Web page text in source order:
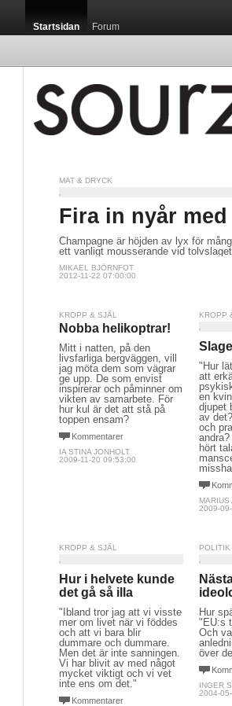
Startsidan Forum
MAT & DRYCK
Fira in nyår
Champagne är höjden av lyx för
ett vanligt mousserande vid
MIKAEL BJÖRNFOT
2012-11-22 07:00:00
KROPP & SJÄL
Nobba helikoptrar!
Mitt i natten, på den
livsfarliga bergväggen, vill
jag möta dem som vägrar
ge upp. De som envist
inspirerar och påminner om
vikten av samarbete. För
hur kul är det att stå på
toppen ensam?
Kommentarer
IA STINA JONHOLT
2009-11-20 09:53:00
KROPP
"Hur
att
en
djupet
av
och
hört
MARIUS
2009-
KROPP & SJÄL
Hur i helvete kunde
det gå så illa
"Ibland tror jag att vi visste
mer om livet när vi föddes
och att vi bara blir
dummare och dummare.
Men det är inte sanningen.
Vi har blivit av med något
mycket viktigt och vi vet
inte ens om det."
Kommentarer
Hur
"EU:s
Och
över
INGER
2004-